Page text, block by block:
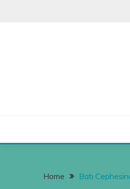
Home Batı